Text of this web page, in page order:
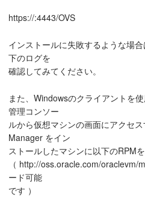
https://:4443/OVS
インストールに失敗するような場
下のログを
確認してみてください。
また、Windowsのクライアントを
管理コンソー
ルから仮想マシンの画面にアクセ
Manager をイン
ストールしたマシンに以下のRPM
（ http://oss.oracle.com/oraclevm/
ード可能
です ）